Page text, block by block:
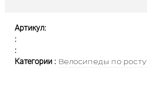
Артикул:
:
:
Категории : Велосипеды по росту